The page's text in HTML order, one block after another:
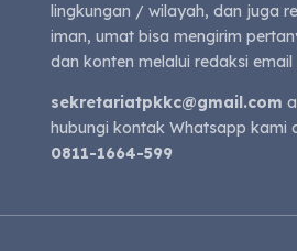
lingkungan / wilayah, dan juga
iman, umat bisa mengirim
dan konten melalui redaksi email
sekretariatpkkc@gmail.com
hubungi kontak Whatsapp kami
0811-1664-599